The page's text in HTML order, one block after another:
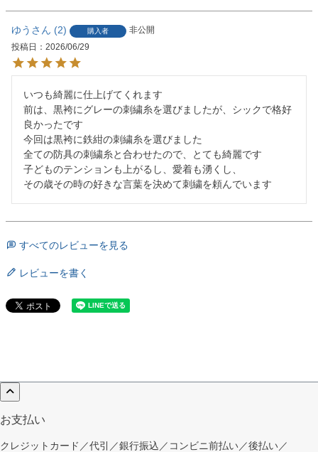
ゆう 2 購入者
非公開
投稿日
2026/06/29
いつも綺麗に仕上げてくれます
前は、黒袴にグレーの刺繍糸を選びましたが、シックで格好
良かったです
今回は黒袴に鉄紺の刺繍糸を選びました
全ての防具の刺繍糸と合わせたので、とても綺麗です
子どものテンションも上がるし、愛着も湧くし、
その歳その時の好きな言葉を決めて刺繍を頼んでいます
すべてのレビューを見る
レビューを書く
お支払い
クレジットカード／代引／銀行振込／コンビニ前払い／後払い／